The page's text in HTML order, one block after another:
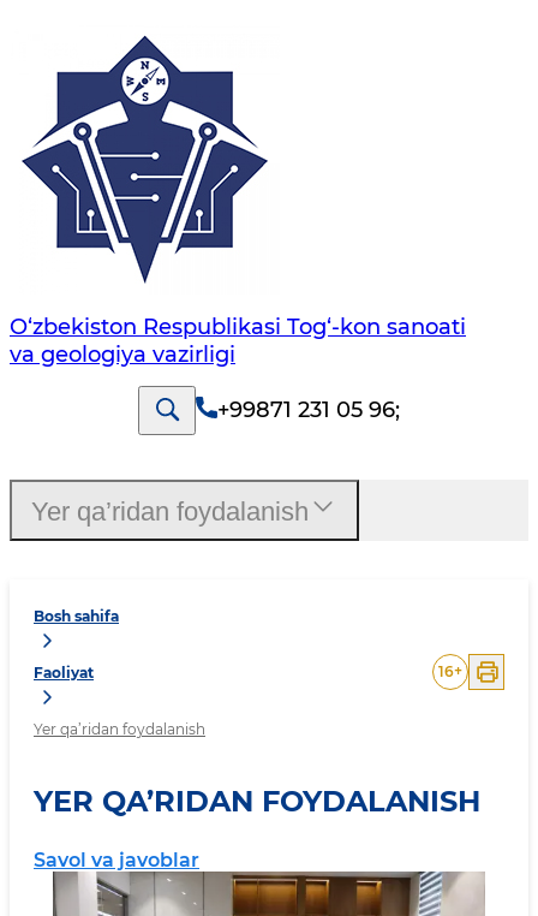
O‘zbekiston Respublikasi Tog‘-kon sanoati
va geologiya vazirligi
+99871 231 05 96;
Bosh sahifa
Faoliyat
Yer qa’ridan foydalanish
16+
YER QA’RIDAN FOYDALANISH
Savol va javoblar
Yer qa’ridan foydalanish